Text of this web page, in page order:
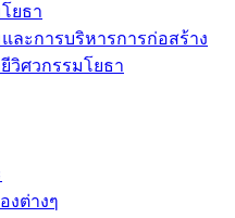
ยธา
ละการบริหารการก่อสร้าง
วิศวกรรมโยธา
งต่างๆ